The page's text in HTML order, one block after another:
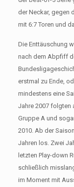
der Neckar, gegen
mit 6:7 Toren und
Die Enttäuschung
nach dem Abpfiff
erstmal zu Ende,
mindestens eine
Jahre 2007 folgten
Gruppe A und
2010. Ab der
Jahren los. Zwei
letzten Play-down
schließlich
im Moment mit